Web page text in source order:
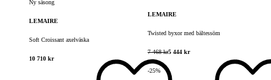
Ny säsong
LEMAIRE
Soft Croissant axelväska
10 710 kr
LEMAIRE
Twisted byxor med bältessöm
7 468 kr5 444 kr
-25%